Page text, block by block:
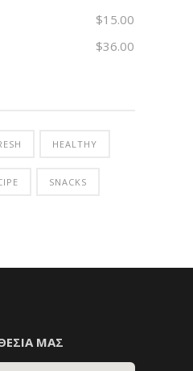
$15.00
$36.00
HEALTHY
SNACKS
ΜΑΣ